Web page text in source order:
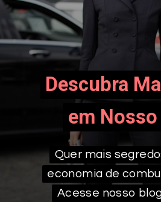
Descubra
em
Descubra
em
Quer mais
economia de
Acesse nosso
Quer mais
economia de
Acesse nosso